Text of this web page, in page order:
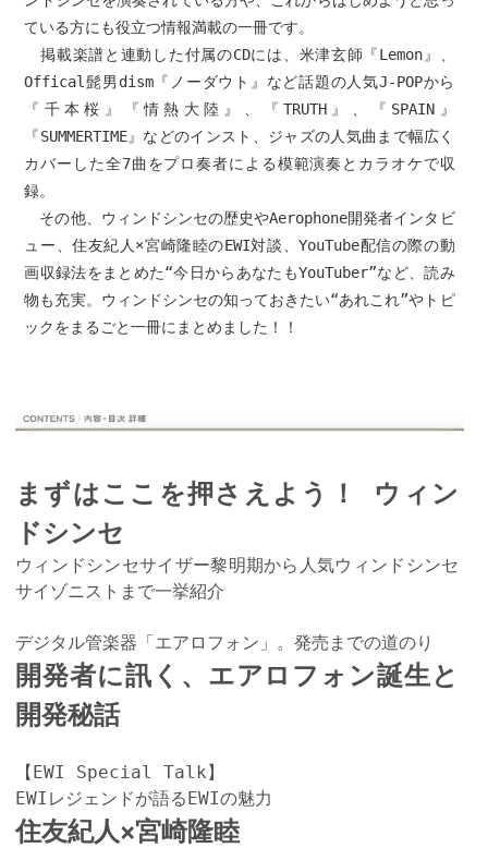
ている方にも役立つ情報満載の一冊です。
掲載楽譜と連動した付属のCDには、米津玄師『Lemon』、
Offical髭男dism『ノーダウト』など話題の人気J-POPから
『千本桜』『情熱大陸』、『TRUTH』、『SPAIN』
『SUMMERTIME』などのインスト、ジャズの人気曲まで幅広く
カバーした全7曲をプロ奏者による模範演奏とカラオケで収
録。
その他、ウィンドシンセの歴史やAerophone開発者インタビ
ュー、住友紀人×宮崎隆睦のEWI対談、YouTube配信の際の動
画収録法をまとめた“今日からあなたもYouTuber”など、読み
物も充実。ウィンドシンセの知っておきたい“あれこれ”やトピ
ックをまるごと一冊にまとめました！！
まずはここを押さえよう！ ウィン
ドシンセ
ウィンドシンセサイザー黎明期から人気ウィンドシンセ
サイゾニストまで一挙紹介
デジタル管楽器「エアロフォン」。発売までの道のり
開発者に訊く、エアロフォン誕生と
開発秘話
【EWI Special Talk】
EWIレジェンドが語るEWIの魅力
住友紀人×宮崎隆睦